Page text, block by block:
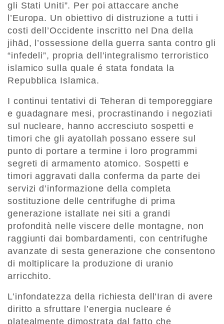
gli Stati Uniti”. Per poi attaccare anche
l’Europa. Un obiettivo di distruzione a tutti i
costi dell’Occidente inscritto nel Dna della
jihād, l’ossessione della guerra santa contro gli
“infedeli”, propria dell’integralismo terroristico
islamico sulla quale é stata fondata la
Repubblica Islamica.
I continui tentativi di Teheran di temporeggiare
e guadagnare mesi, procrastinando i negoziati
sul nucleare, hanno accresciuto sospetti e
timori che gli ayatollah possano essere sul
punto di portare a termine i loro programmi
segreti di armamento atomico. Sospetti e
timori aggravati dalla conferma da parte dei
servizi d’informazione della completa
sostituzione delle centrifughe di prima
generazione istallate nei siti a grandi
profondità nelle viscere delle montagne, non
raggiunti dai bombardamenti, con centrifughe
avanzate di sesta generazione che consentono
di moltiplicare la produzione di uranio
arricchito.
L’infondatezza della richiesta dell’Iran di avere
diritto a sfruttare l’energia nucleare é
platealmente dimostrata dal fatto che